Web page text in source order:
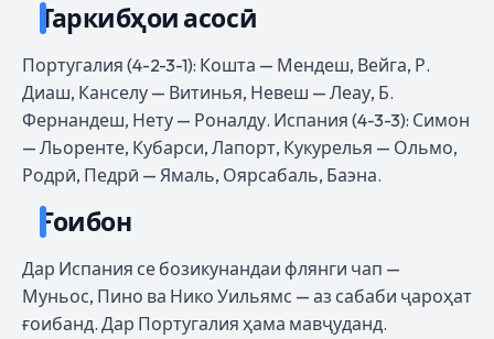
Таркибҳои асосӣ
Португалия (4-2-3-1): Кошта — Мендеш, Вейга, Р.
Диаш, Канселу — Витинья, Невеш — Леау, Б.
Фернандеш, Нету — Роналду. Испания (4-3-3): Симон
— Льоренте, Кубарси, Лапорт, Кукурелья — Ольмо,
Родрӣ, Педрӣ — Ямаль, Оярсабаль, Баэна.
Ғоибон
Дар Испания се бозикунандаи флянги чап —
Муньос, Пино ва Нико Уильямс — аз сабаби ҷароҳат
ғоибанд. Дар Португалия ҳама мавҷуданд.